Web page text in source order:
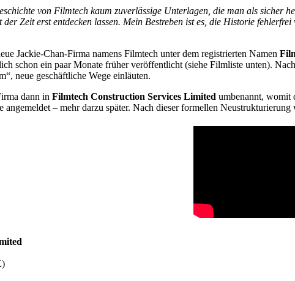
von Filmtech kaum zuverlässige Unterlagen, die man als sicher
Zeit erst entdecken lassen. Mein Bestreben ist es, die Historie
Jackie-Chan-Firma namens Filmtech unter dem registrierten Namen
schon ein paar Monate früher veröffentlicht (siehe Filmliste unten).
neue geschäftliche Wege einläuten.
dann in Filmtech Construction Services Limited umbenannt, womit
angemeldet – mehr darzu später. Nach dieser formellen